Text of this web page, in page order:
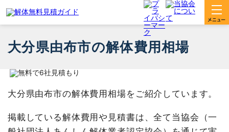
大分県由布市の解体費用相場
大分県由布市の解体費用相場をご紹介しています。
掲載している解体費用や見積書は、全て当協会（一